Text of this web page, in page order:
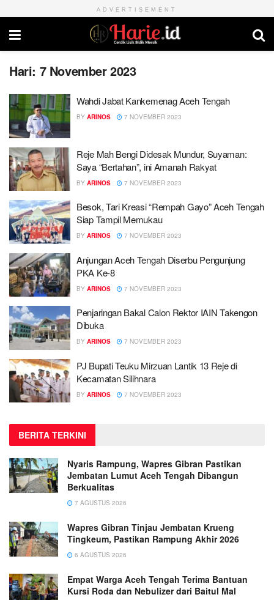
ADVERTISEMENT
Hari: 7 November 2023
Wahdi Jabat Kankemenag Aceh Tengah
BY ARINOS 7 NOVEMBER 2023
Reje Mah Bengi Didesak Mundur, Suyaman:
Saya “Bertahan”, ini Amanah Rakyat
BY ARINOS 7 NOVEMBER 2023
Besok, Tari Kreasi “Rempah Gayo” Aceh Tengah
Siap Tampil Memukau
BY ARINOS 7 NOVEMBER 2023
Anjungan Aceh Tengah Diserbu Pengunjung
PKA Ke-8
BY ARINOS 7 NOVEMBER 2023
Penjaringan Bakal Calon Rektor IAIN Takengon
Dibuka
BY ARINOS 7 NOVEMBER 2023
PJ Bupati Teuku Mirzuan Lantik 13 Reje di
Kecamatan Silihnara
BY ARINOS 7 NOVEMBER 2023
BERITA TERKINI
Nyaris Rampung, Wapres Gibran Pastikan
Jembatan Lumut Aceh Tengah Dibangun
Berkualitas
7 AGUSTUS 2026
Wapres Gibran Tinjau Jembatan Krueng
Tingkeum, Pastikan Rampung Akhir 2026
6 AGUSTUS 2026
Empat Warga Aceh Tengah Terima Bantuan
Kursi Roda dan Nebulizer dari Baitul Mal